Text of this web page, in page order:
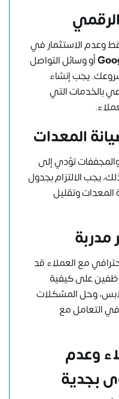
وعدم الاستثمار في
أووسائل التواصل
يجب إنشاء
بالخدمات التي
تؤدي إلى
يجب الالتزام بجدول
وتقليل
مع العملاء قد
على كيفية
وحل المشكلات
التعامل مع
وعدم
بجدية